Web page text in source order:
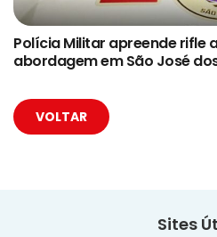
Polícia Militar apreende rifle
abordagem em São José
VOLTAR
Sites